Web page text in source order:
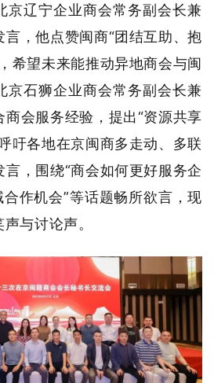
京辽宁企业商会常务副会长兼
，他点赞闽商“团结互助、抱
希望未来能推动异地商会与闽
京石狮企业商会常务副会长兼
会服务经验，提出“资源共享
吁各地在京闽商多走动、多联
，围绕“商会如何更好服务企
合作机会”等话题畅所欲言，现
与讨论声。